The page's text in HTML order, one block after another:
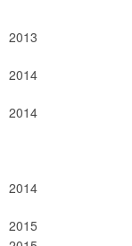
2013
2014
2014
2014
2015